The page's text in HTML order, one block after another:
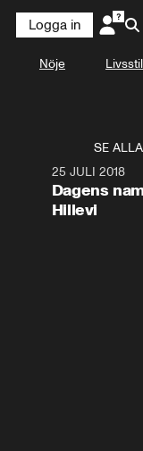
Logga in
Nöje Livsstil
SE ALLA
25 JULI 2018
Dagens
Hillevi